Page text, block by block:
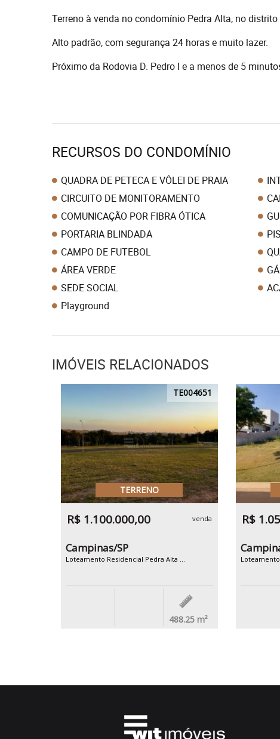
Terreno à venda no condomínio Pedra Alta, no distrito
Alto padrão, com segurança 24 horas e muito lazer.
Próximo da Rodovia D. Pedro I e a menos de 5
RECURSOS DO CONDOMÍNIO
QUADRA DE PETECA E VÔLEI DE PRAIA
CIRCUITO DE MONITORAMENTO
COMUNICAÇÃO POR FIBRA ÓTICA
PORTARIA BLINDADA
CAMPO DE FUTEBOL
ÁREA VERDE
SEDE SOCIAL
Playground
IMÓVEIS RELACIONADOS
TE004651
TERRENO
R$ 1.100.000,00 venda
Campinas/SP
Loteamento Residencial Pedra Alta ...
488.25 m²
R$